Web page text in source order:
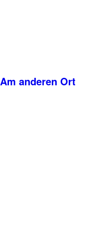
Am anderen Ort